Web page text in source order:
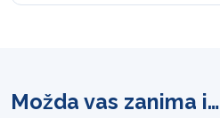
Možda vas zanima i…